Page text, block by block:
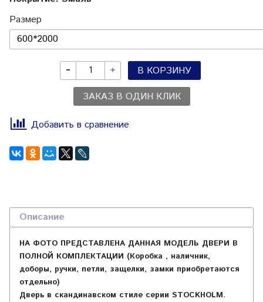
Размер
В КОРЗИНУ
ЗАКАЗ В ОДИН КЛИК
Добавить в сравнение
Описание
НА ФОТО ПРЕДСТАВЛЕНА ДАННАЯ МОДЕЛЬ ДВЕРИ В
ПОЛНОЙ КОМПЛЕКТАЦИИ (Коробка , наличник,
доборы, ручки, петли, защелки, замки приобретаются
отдельно)
Дверь в скандинавском стиле серии STOCKHOLM.